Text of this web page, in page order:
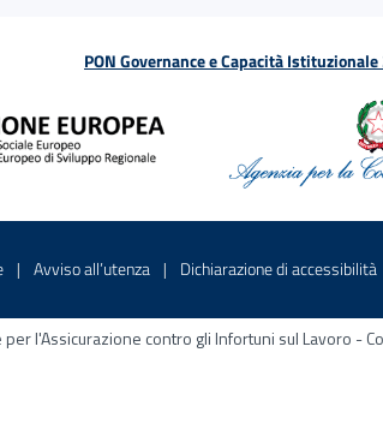
PON Governance e Capacità
Sito interno - Apre in una nuova finestra
Avviso all’utenza Sito interno - Apre in una
Dichiarazione di accessibilità
l'Assicurazione contro gli Infortuni sul Lavoro -